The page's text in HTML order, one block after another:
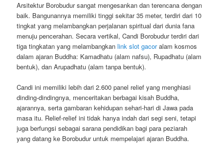
Arsitektur Borobudur sangat mengesankan dan terencana dengan
baik. Bangunannya memiliki tinggi sekitar 35 meter, terdiri dari 10
tingkat yang melambangkan perjalanan spiritual dari dunia fana
menuju pencerahan. Secara vertikal, Candi Borobudur terdiri dari
tiga tingkatan yang melambangkanlink slot gacoralam kosmos
dalam ajaran Buddha: Kamadhatu (alam nafsu), Rupadhatu (alam
bentuk), dan Arupadhatu (alam tanpa bentuk).
Candi ini memiliki lebih dari 2.600 panel relief yang menghiasi
dinding-dindingnya, menceritakan berbagai kisah Buddha,
ajarannya, serta gambaran kehidupan sehari-hari di Jawa pada
masa itu. Relief-relief ini tidak hanya indah dari segi seni, tetapi
juga berfungsi sebagai sarana pendidikan bagi para peziarah
yang datang ke Borobudur untuk mempelajari ajaran Buddha.